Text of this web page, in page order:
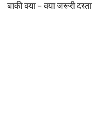
बाकी क्या – क्या जरूरी